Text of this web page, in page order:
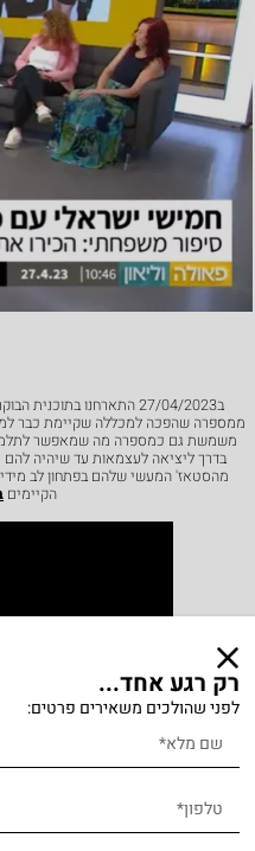
ב27/04/2023 התארחנו בתוכנית הבוקר של פאולה וליאון לשיחה אינטימית בסלון על העסק המשפחתי שבנה אבא שלנו סרגי'ו, ז"ל.
משמשת גם כמספרה מה שמאפשר
בדרך ליציאה לעצמאות עד שיהיה
מהסטאז' המעשי שלהם בפתחון לב
הקיימים
רק רגע אחד...
לפני שהולכים משאירים פרטים: